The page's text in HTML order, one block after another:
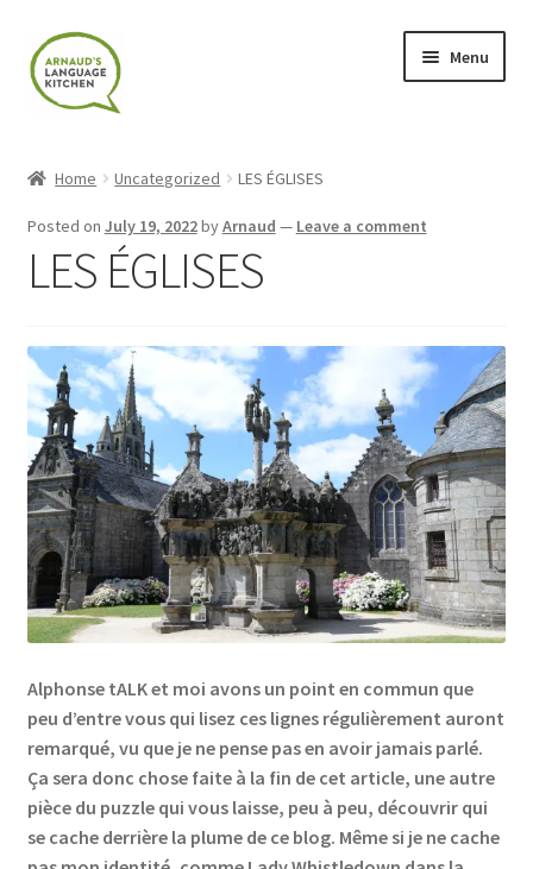
Skip
to
navigation
Skip
to
content
Menu
Blog
Checkout
Contact
Contact Me
Links
My Account
Privacy Policy
Privacy Tools
Private Tuition
Home Uncategorized LES ÉGLISES
Posted on July 19, 2022byArnaud — Leave a comment
LES ÉGLISES
Alphonse tALK et moi avons un point en commun que
peu d’entre vous qui lisez ces lignes régulièrement auront
remarqué, vu que je ne pense pas en avoir jamais parlé.
Ça sera donc chose faite à la fin de cet article, une autre
pièce du puzzle qui vous laisse, peu à peu, découvrir qui
se cache derrière la plume de ce blog. Même si je ne cache